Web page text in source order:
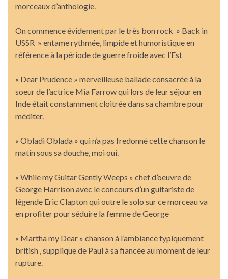
morceaux d’anthologie.
On commence évidement par le très bon rock » Back in
USSR » entame rythmée, limpide et humoristique en
référence à la période de guerre froide avec l’Est
« Dear Prudence » merveilleuse ballade consacrée à la
soeur de l’actrice Mia Farrow qui lors de leur séjour en
Inde était constamment cloitrée dans sa chambre pour
méditer.
« Obladi Oblada » qui n’a pas fredonné cette chanson le
matin sous sa douche, moi oui.
« While my Guitar Gently Weeps » chef d’oeuvre de
George Harrison avec le concours d’un guitariste de
légende Eric Clapton qui outre le solo sur ce morceau va
en profiter pour séduire la femme de George
« Martha my Dear » chanson à l’ambiance typiquement
british , supplique de Paul à sa fiancée au moment de leur
rupture.